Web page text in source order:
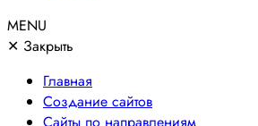
MENU
✕ Закрыть
Главная
Создание сайтов